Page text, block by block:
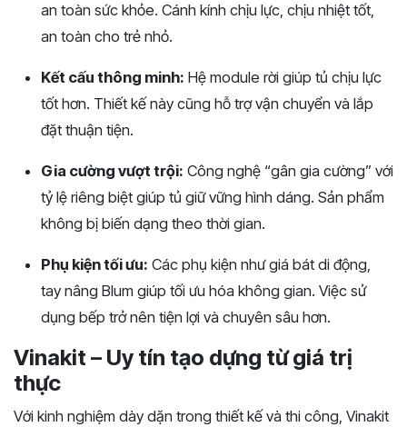
an toàn sức khỏe. Cánh kính chịu lực, chịu nhiệt tốt,
an toàn cho trẻ nhỏ.
Kết cấu thông minh: Hệ module rời giúp tủ chịu lực
tốt hơn. Thiết kế này cũng hỗ trợ vận chuyển và lắp
đặt thuận tiện.
Gia cường vượt trội: Công nghệ “gân gia cường” với
tỷ lệ riêng biệt giúp tủ giữ vững hình dáng. Sản phẩm
không bị biến dạng theo thời gian.
Phụ kiện tối ưu: Các phụ kiện như giá bát di động,
tay nâng Blum giúp tối ưu hóa không gian. Việc sử
dụng bếp trở nên tiện lợi và chuyên sâu hơn.
Vinakit – Uy tín tạo dựng từ giá trị
thực
Với kinh nghiệm dày dặn trong thiết kế và thi công, Vinakit